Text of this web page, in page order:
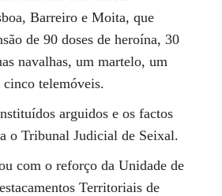
Barreiro e Moita, que
de 90 doses de heroína, 30
navalhas, um martelo, um
telemóveis.
arguidos e os factos
o Tribunal Judicial de Seixal.
com o reforço da Unidade de
Territoriais de